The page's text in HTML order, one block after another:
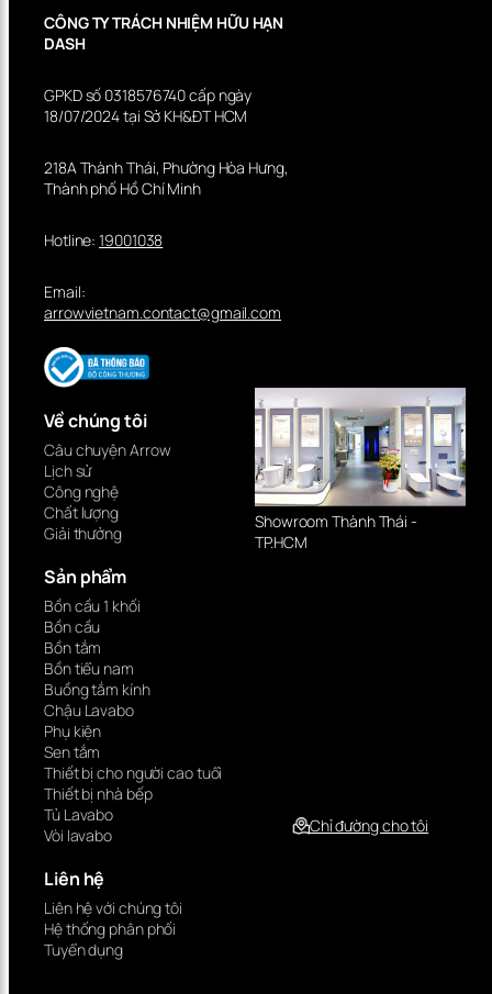
CÔNG TY TRÁCH NHIỆM HỮU HẠN
DASH
GPKD số 0318576740 cấp ngày
18/07/2024 tại Sở KH&ĐT HCM
218A Thành Thái, Phường Hòa Hưng,
Thành phố Hồ Chí Minh
Hotline:19001038
Email:
arrowvietnam.contact@gmail.com
Về chúng tôi
Câu chuyện Arrow
Lịch sử
Công nghệ
Chất lượng
Giải thưởng
Sản phẩm
Bồn cầu 1 khối
Bồn cầu
Bồn tắm
Bồn tiểu nam
Buồng tắm kính
Chậu Lavabo
Phụ kiện
Sen tắm
Thiết bị cho người cao tuổi
Thiết bị nhà bếp
Tủ Lavabo
Vòi lavabo
Liên hệ
Liên hệ với chúng tôi
Hệ thống phân phối
Tuyển dụng
Showroom Thành Thái -
TP.HCM
Chỉ đường cho tôi